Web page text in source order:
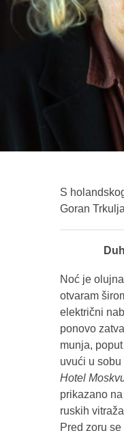
S
Goran Trkulja
Noć je
otvaram
električni
ponovo
munja,
uvući u
Hotel
prikazano
ruskih
Pred zoru